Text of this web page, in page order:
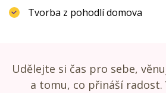
Tvorba z pohodlí domova
Udělejte si čas pro sebe,
a tomu, co přináší radost.